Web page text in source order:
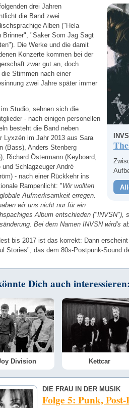
drei Jahren
die Band zwei
Alben ("Hela
Brinner", "Saker Som Jag Sagt
Die Werke und die damit
Konzerte kommen bei der
zwar gut an, doch
die Stimmen nach einer
zwei Jahre später immer
Studio, sehnen sich die
- nach einigen personellen
besteht die Band neben
Lyxzén im Jahr 2013 aus Sara
(Bass), Anders Stenberg
Richard Östermann (Keyboard,
und Schlagzeuger André
- nach einer Rückkehr ins
Rampenlicht: "Wir wollten
Aufmerksamkeit erregen.
wir uns nicht nur für ein
Album entschieden ("INVSN"),
Bei dem Namen INVSN wird's
bis 2017 ist das korrekt: Dann
Stories", das dem 80s-Postpunk-Sound
Dich auch interessieren:
Division Kettcar
DIE FRAU IN DER MUSIK
Folge 5: Punk,